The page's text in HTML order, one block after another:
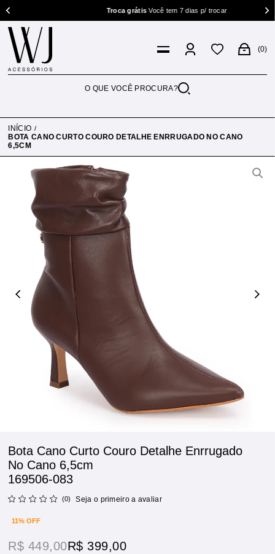
Troca grátisVocê tem 7 dias p/ trocar
0
INÍCIO
BOTA CANO CURTO COURO DETALHE ENRRUGADO NO CANO
6,5CM
Bota Cano Curto Couro Detalhe Enrrugado
No Cano 6,5cm
169506-083
(0) Seja o primeiro a avaliar
11% OFF
R$ 449,00R$ 399,00